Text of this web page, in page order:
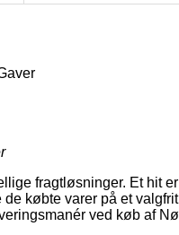
fragtløsninger. Et hit
købte varer på et
ved køb af